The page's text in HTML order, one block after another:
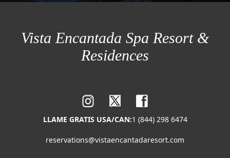
Vista Encantada Spa Resort &
Residences
LLAME GRATIS USA/CAN:1 (844) 298 6474
reservations@vistaencantadaresort.com